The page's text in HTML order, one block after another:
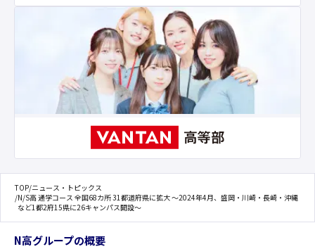
TOP/ニュース・トピックス
/N/S高 通学コース 全国68カ所 31都道府県に拡大 〜2024年4月、盛岡・川崎・長崎・沖縄
など1都2府15県に26キャンパス開設〜
N高グループの概要